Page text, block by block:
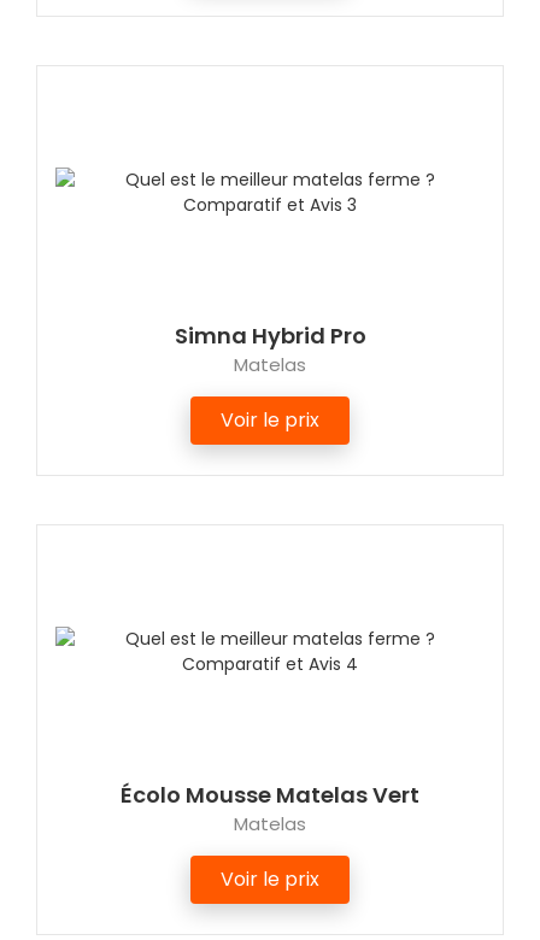
Simna Hybrid Pro
Matelas
Voir le prix
Écolo Mousse Matelas Vert
Matelas
Voir le prix